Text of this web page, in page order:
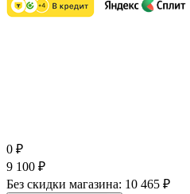
0 ₽
9 100 ₽
Без скидки магазина: 10 465 ₽